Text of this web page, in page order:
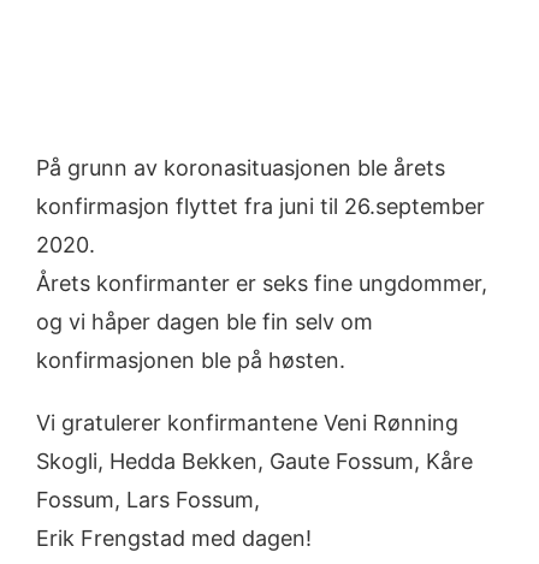
På grunn av koronasituasjonen ble årets
konfirmasjon flyttet fra juni til 26.september
2020.
Årets konfirmanter er seks fine ungdommer,
og vi håper dagen ble fin selv om
konfirmasjonen ble på høsten.
Vi gratulerer konfirmantene Veni Rønning
Skogli, Hedda Bekken, Gaute Fossum, Kåre
Fossum, Lars Fossum,
Erik Frengstad med dagen!